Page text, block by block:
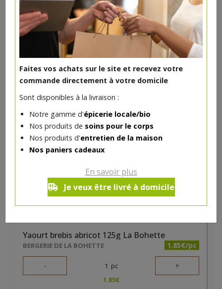
Faites vos achats sur le site et recevez votre
commande directement à votre domicile
Sont disponibles à la livraison :
Notre gamme d'épicerie locale/bio
Nos produits de soins pour le corps
Nos produits d'entretien de la maison
Nos paniers cadeaux
En savoir plus
Je veux être livré à domicile
- 1 pc
1.85
Réception souhaitée le
DANS LA MÊME CATÉGORIE ...
Yaourt brebis abricot 125g La Bohette
BERGERIE DE LA BOHETTE 1.85€/pc
- 1 pc +
1.85€